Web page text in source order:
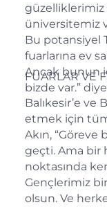
üniversitemiz
Bu potansiyel
fuarlarına ev
Ancak bunun
bizde var.”
FUARLAR VE
Balıkesir’e ve
etmek için tüm
Akın, “Göreve
geçti. Ama bir
noktasında
Gençlerimiz
olsun. Ve